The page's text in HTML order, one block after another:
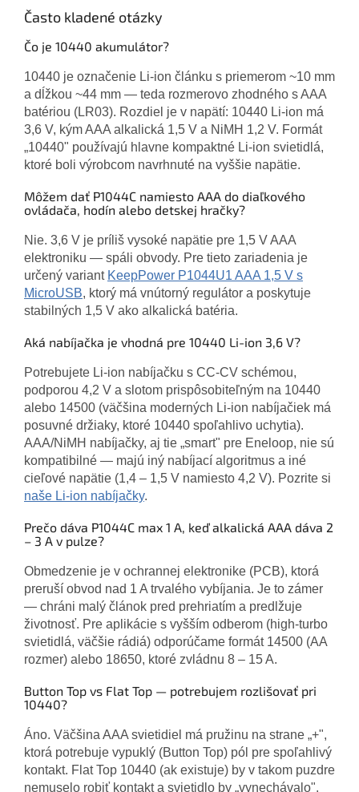
Často kladené otázky
Čo je 10440 akumulátor?
10440 je označenie Li-ion článku s priemerom ~10 mm
a dĺžkou ~44 mm — teda rozmerovo zhodného s AAA
batériou (LR03). Rozdiel je v napätí: 10440 Li-ion má
3,6 V, kým AAA alkalická 1,5 V a NiMH 1,2 V. Formát
„10440" používajú hlavne kompaktné Li-ion svietidlá,
ktoré boli výrobcom navrhnuté na vyššie napätie.
Môžem dať P1044C namiesto AAA do diaľkového
ovládača, hodín alebo detskej hračky?
Nie. 3,6 V je príliš vysoké napätie pre 1,5 V AAA
elektroniku — spáli obvody. Pre tieto zariadenia je
určený variant KeepPower P1044U1 AAA 1,5 V s
MicroUSB, ktorý má vnútorný regulátor a poskytuje
stabilných 1,5 V ako alkalická batéria.
Aká nabíjačka je vhodná pre 10440 Li-ion 3,6 V?
Potrebujete Li-ion nabíjačku s CC-CV schémou,
podporou 4,2 V a slotom prispôsobiteľným na 10440
alebo 14500 (väčšina moderných Li-ion nabíjačiek má
posuvné držiaky, ktoré 10440 spoľahlivo uchytia).
AAA/NiMH nabíjačky, aj tie „smart" pre Eneloop, nie sú
kompatibilné — majú iný nabíjací algoritmus a iné
cieľové napätie (1,4 – 1,5 V namiesto 4,2 V). Pozrite si
naše Li-ion nabíjačky.
Prečo dáva P1044C max 1 A, keď alkalická AAA dáva 2
– 3 A v pulze?
Obmedzenie je v ochrannej elektronike (PCB), ktorá
preruší obvod nad 1 A trvalého vybíjania. Je to zámer
— chráni malý článok pred prehriatím a predlžuje
životnosť. Pre aplikácie s vyšším odberom (high-turbo
svietidlá, väčšie rádiá) odporúčame formát 14500 (AA
rozmer) alebo 18650, ktoré zvládnu 8 – 15 A.
Button Top vs Flat Top — potrebujem rozlišovať pri
10440?
Áno. Väčšina AAA svietidiel má pružinu na strane „+",
ktorá potrebuje vypuklý (Button Top) pól pre spoľahlivý
kontakt. Flat Top 10440 (ak existuje) by v takom puzdre
nemuselo robiť kontakt a svietidlo by „vynechávalo".